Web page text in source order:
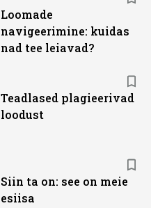
Loomade
navigeerimine: kuidas
nad tee leiavad?
Teadlased plagieerivad
loodust
Siin ta on: see on meie
esiisa